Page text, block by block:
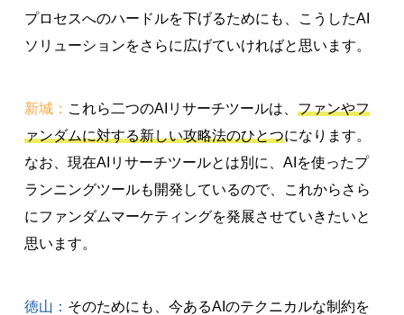
プロセスへのハードルを下げるためにも、こうしたAI
ソリューションをさらに広げていければと思います。
新城： これら二つのAIリサーチツールは、 ファンやフ
ァンダムに対する新しい攻略法のひとつになります。
なお、現在AIリサーチツールとは別に、AIを使ったプ
ランニングツールも開発しているので、これからさら
にファンダムマーケティングを発展させていきたいと
思います。
徳山： そのためにも、今あるAIのテクニカルな制約を